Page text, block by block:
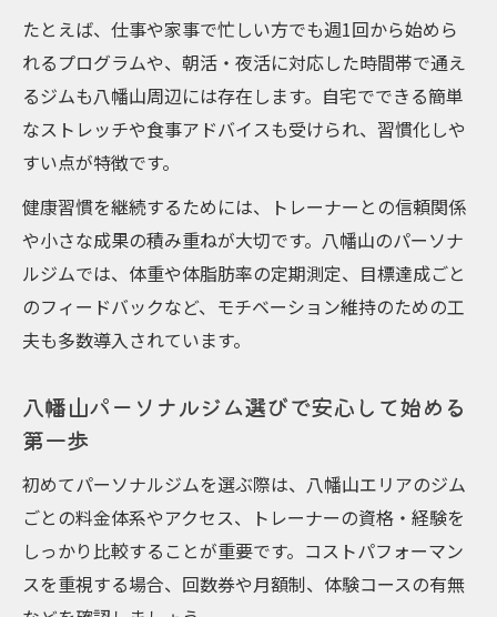
ーサポート
プロトレーナーの知識が支えるボディメイ
ク成功事例
八幡山パーソナルジムのトレーナー選びポ
イント
効率的トレーニングで変わる八幡山ライフ
パーソナルジムで効率的なトレーニング習
慣を始める
八幡山のパーソナルジムで忙しい女性も続
けやすい工夫
ップ法
ニング術
パーソナルジム利用で生活リズムが整う理
由
パーソナルジム選択で健康と美しさを手に入れ
たとえば、仕事や家事で忙しい方でも週1回から始めら
れるプログラムや、朝活・夜活に対応した時間帯で通え
るジムも八幡山周辺には存在します。自宅でできる簡単
なストレッチや食事アドバイスも受けられ、習慣化しや
すい点が特徴です。
健康習慣を継続するためには、トレーナーとの信頼関係
や小さな成果の積み重ねが大切です。八幡山のパーソナ
ルジムでは、体重や体脂肪率の定期測定、目標達成ごと
のフィードバックなど、モチベーション維持のための工
夫も多数導入されています。
八幡山パーソナルジム選びで安心して始める
第一歩
初めてパーソナルジムを選ぶ際は、八幡山エリアのジム
ごとの料金体系やアクセス、トレーナーの資格・経験を
しっかり比較することが重要です。コストパフォーマン
スを重視する場合、回数券や月額制、体験コースの有無